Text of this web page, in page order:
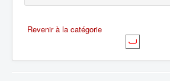
Revenir à la catégorie